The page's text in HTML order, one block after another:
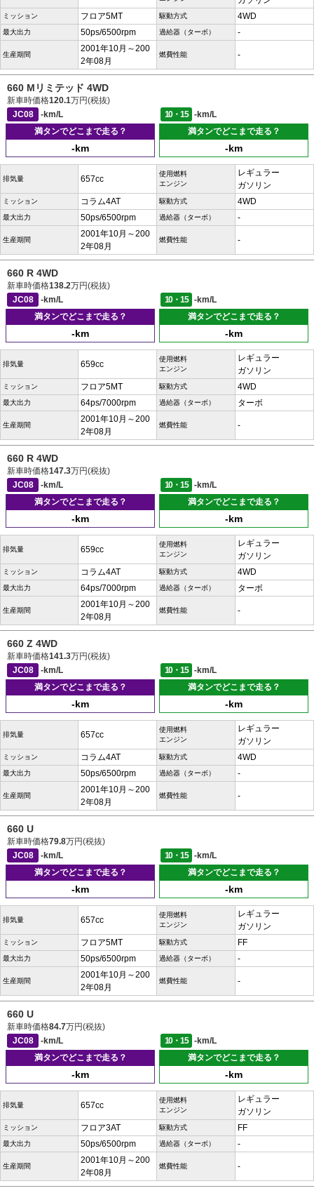
ミッション フロア5MT 駆動方式 4WD
最大出力 50ps/6500rpm 過給器（ターボ） -
生産期間
2001年10月～200
2年08月
燃費性能 -
660 Mリミテッド 4WD
新車時価格120.1万円(税抜)
JC08
-km/L 10・15
-km/L
満タンでどこまで走る？
-km
満タンでどこまで走る？
-km
排気量 657cc
使用燃料
エンジン
レギュラー
ガソリン
ミッション コラム4AT 駆動方式 4WD
最大出力 50ps/6500rpm 過給器（ターボ） -
生産期間
2001年10月～200
2年08月
燃費性能 -
660 R 4WD
新車時価格138.2万円(税抜)
JC08
-km/L 10・15
-km/L
満タンでどこまで走る？
-km
満タンでどこまで走る？
-km
排気量 659cc
使用燃料
エンジン
レギュラー
ガソリン
ミッション フロア5MT 駆動方式 4WD
最大出力 64ps/7000rpm 過給器（ターボ） ターボ
生産期間
2001年10月～200
2年08月
燃費性能 -
660 R 4WD
新車時価格147.3万円(税抜)
JC08
-km/L 10・15
-km/L
満タンでどこまで走る？
-km
満タンでどこまで走る？
-km
排気量 659cc
使用燃料
エンジン
レギュラー
ガソリン
ミッション コラム4AT 駆動方式 4WD
最大出力 64ps/7000rpm 過給器（ターボ） ターボ
生産期間
2001年10月～200
2年08月
燃費性能 -
660 Z 4WD
新車時価格141.3万円(税抜)
JC08
-km/L 10・15
-km/L
満タンでどこまで走る？
-km
満タンでどこまで走る？
-km
排気量 657cc
使用燃料
エンジン
レギュラー
ガソリン
ミッション コラム4AT 駆動方式 4WD
最大出力 50ps/6500rpm 過給器（ターボ） -
生産期間
2001年10月～200
2年08月
燃費性能 -
660 U
新車時価格79.8万円(税抜)
JC08
-km/L 10・15
-km/L
満タンでどこまで走る？
-km
満タンでどこまで走る？
-km
排気量 657cc
使用燃料
エンジン
レギュラー
ガソリン
ミッション フロア5MT 駆動方式 FF
最大出力 50ps/6500rpm 過給器（ターボ） -
生産期間
2001年10月～200
2年08月
燃費性能 -
660 U
新車時価格84.7万円(税抜)
JC08
-km/L 10・15
-km/L
満タンでどこまで走る？
-km
満タンでどこまで走る？
-km
排気量 657cc
使用燃料
エンジン
レギュラー
ガソリン
ミッション フロア3AT 駆動方式 FF
最大出力 50ps/6500rpm 過給器（ターボ） -
生産期間
2001年10月～200
2年08月
燃費性能 -